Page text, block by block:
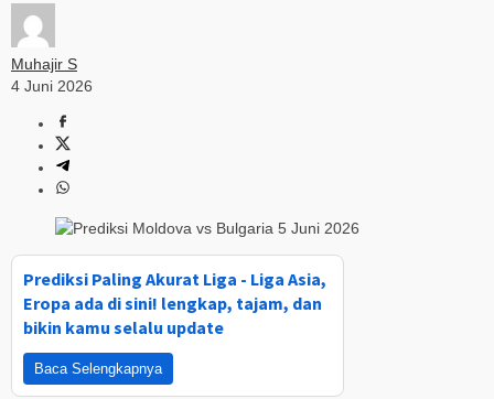
Muhajir S
4 Juni 2026
Prediksi Paling Akurat Liga - Liga Asia,
Eropa ada di sini! lengkap, tajam, dan
bikin kamu selalu update
Baca Selengkapnya